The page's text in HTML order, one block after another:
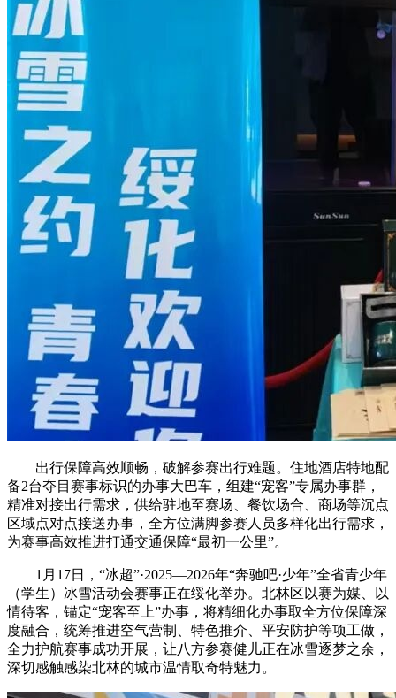
出行保障高效顺畅，破解参赛出行难题。住地酒店特地配
备2台夺目赛事标识的办事大巴车，组建“宠客”专属办事群，
精准对接出行需求，供给驻地至赛场、餐饮场合、商场等沉点
区域点对点接送办事，全方位满脚参赛人员多样化出行需求，
为赛事高效推进打通交通保障“最初一公里”。
1月17日，“冰超”·2025—2026年“奔驰吧·少年”全省青少年
（学生）冰雪活动会赛事正在绥化举办。北林区以赛为媒、以
情待客，锚定“宠客至上”办事，将精细化办事取全方位保障深
度融合，统筹推进空气营制、特色推介、平安防护等项工做，
全力护航赛事成功开展，让八方参赛健儿正在冰雪逐梦之余，
深切感触感染北林的城市温情取奇特魅力。